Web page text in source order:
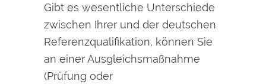
Gibt es wesentliche Unterschiede
zwischen Ihrer und der deutschen
Referenzqualifikation, können Sie
an einer Ausgleichsmaßnahme
(Prüfung oder